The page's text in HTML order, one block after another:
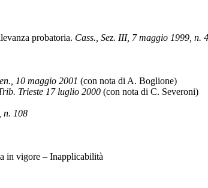
probatoria. Cass., Sez. III, 7 maggio 1999, n.
10 maggio 2001 (con nota di A. Boglione)
Trieste 17 luglio 2000 (con nota di C. Severoni)
n. 108
in vigore – Inapplicabilità